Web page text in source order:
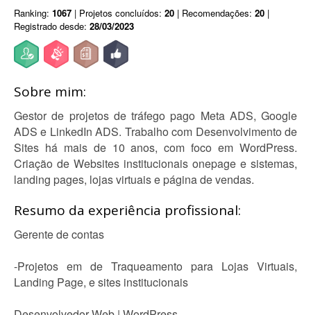
Ranking: 1067 | Projetos concluídos: 20 | Recomendações: 20 |
Registrado desde: 28/03/2023
Sobre mim:
Gestor de projetos de tráfego pago Meta ADS, Google
ADS e LinkedIn ADS. Trabalho com Desenvolvimento de
Sites há mais de 10 anos, com foco em WordPress.
Criação de Websites institucionais onepage e sistemas,
landing pages, lojas virtuais e página de vendas.
Resumo da experiência profissional:
Gerente de contas
-Projetos em de Traqueamento para Lojas Virtuais,
Landing Page, e sites institucionais